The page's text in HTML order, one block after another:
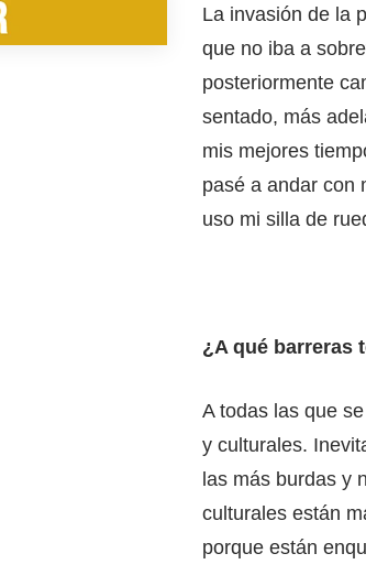
La invasión de la
que no iba a
posteriormente
sentado, más
mis mejores
pasé a andar con
uso mi silla de
¿A qué barreras
A todas las que
y culturales.
las más burdas y
culturales están
porque están